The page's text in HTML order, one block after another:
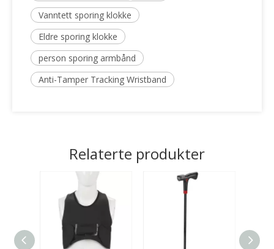
Vanntett sporing klokke
Eldre sporing klokke
person sporing armbånd
Anti-Tamper Tracking Wristband
Relaterte produkter